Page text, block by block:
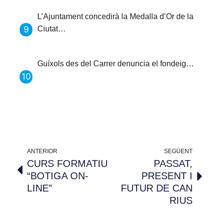
L’Ajuntament concedirà la Medalla d’Or de la
Ciutat…
Guíxols des del Carrer denuncia el fondeig…
ANTERIOR
CURS FORMATIU
“BOTIGA ON-
LINE”
SEGÜENT
PASSAT,
PRESENT I
FUTUR DE CAN
RIUS